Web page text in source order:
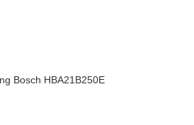
Bosch HBA21B250E